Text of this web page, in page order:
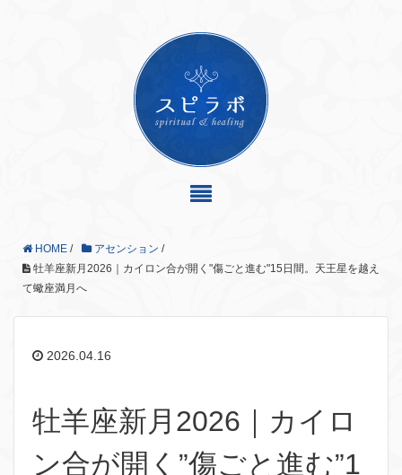
HOME / アセンション /
牡羊座新月2026｜カイロン合が開く"傷ごと進む"15日間。天王星を越え
て蠍座満月へ
2026.04.16
牡羊座新月2026｜カイロ
ン合が開く”傷ごと進む”1